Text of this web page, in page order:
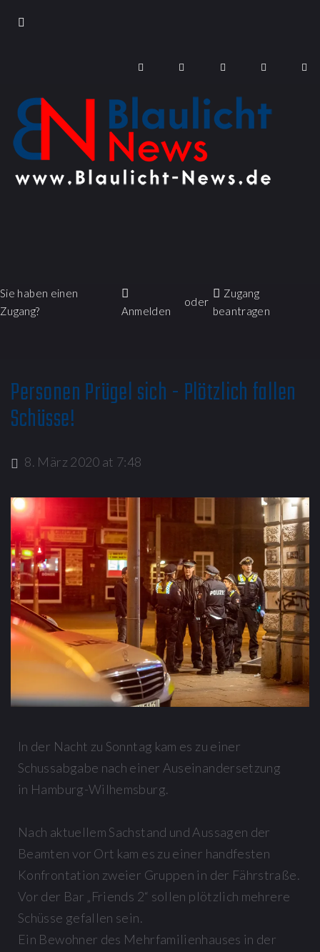
Sie haben einen
Zugang?
Anmelden
oder
Zugang
beantragen
Personen Prügel sich - Plötzlich fallen
Schüsse!
8. März 2020 at 7:48
In der Nacht zu Sonntag kam es zu einer
Schussabgabe nach einer Auseinandersetzung
in Hamburg-Wilhemsburg.
Nach aktuellem Sachstand und Aussagen der
Beamten vor Ort kam es zu einer handfesten
Konfrontation zweier Gruppen in der Fährstraße.
Vor der Bar „Friends 2“ sollen plötzlich mehrere
Schüsse gefallen sein.
Ein Bewohner des Mehrfamilienhauses in der